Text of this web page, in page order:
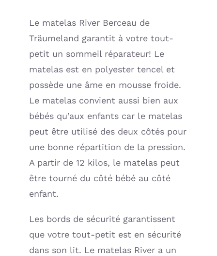
River
60
X
120cm
Le matelas River Berceau de
Träumeland garantit à votre tout-
petit un sommeil réparateur! Le
matelas est en polyester tencel et
possède une âme en mousse froide.
Le matelas convient aussi bien aux
bébés qu’aux enfants car le matelas
peut être utilisé des deux côtés pour
une bonne répartition de la pression.
A partir de 12 kilos, le matelas peut
être tourné du côté bébé au côté
enfant.
Les bords de sécurité garantissent
que votre tout-petit est en sécurité
dans son lit. Le matelas River a un